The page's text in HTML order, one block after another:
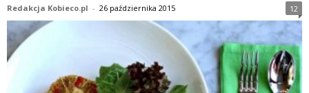
Redakcja Kobieco.pl - 26 października 2015 12